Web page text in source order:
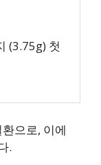
(3.75g) 첫
으로, 이에
.